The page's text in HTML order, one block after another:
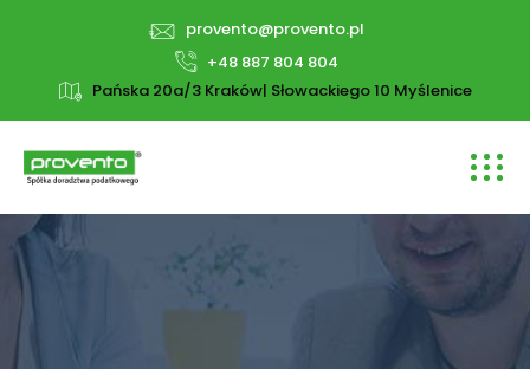
provento@provento.pl
+48 887 804 804
Pańska 20a/3 Kraków| Słowackiego 10 Myślenice